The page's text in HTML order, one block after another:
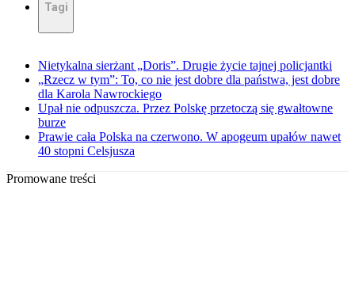
Tagi
Nietykalna sierżant „Doris”. Drugie życie tajnej policjantki
„Rzecz w tym”: To, co nie jest dobre dla państwa, jest dobre
dla Karola Nawrockiego
Upał nie odpuszcza. Przez Polskę przetoczą się gwałtowne
burze
Prawie cała Polska na czerwono. W apogeum upałów nawet
40 stopni Celsjusza
Promowane treści